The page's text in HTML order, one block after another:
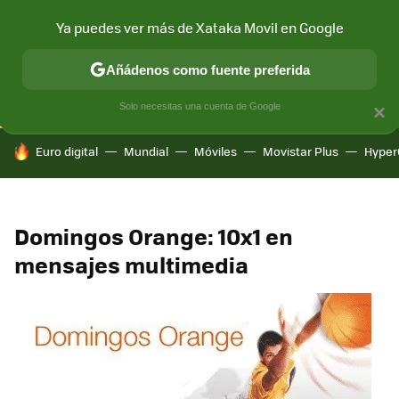
CONECTIVIDAD MÓVIL Y SOCIEDAD APLICACIONES
HOY SE HABLA DE
Euro digital Mundial Móviles Movistar Plus
Domingos Orange: 10x1 en
mensajes multimedia
×
Ya puedes ver más de Xataka Movil en Google
Añádenos como fuente preferida
Solo necesitas una cuenta de Google